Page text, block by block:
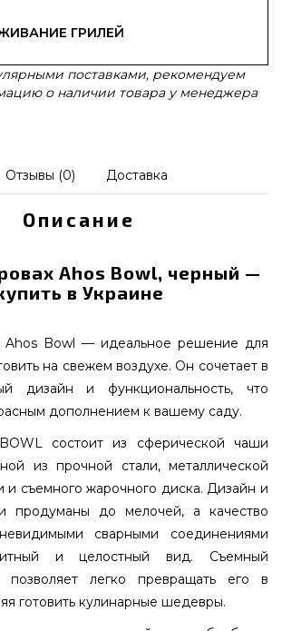
ГРИЛЕЙ
поставками, рекомендуем
о наличии товара у менеджера
Отзывы (0) Доставка
Описание
Ahos Bowl, черный —
в Украине
Ahos Bowl — идеальное решение для
на свежем воздухе. Он сочетает в
дизайн и функциональность, что
дополнением к вашему саду.
состоит из сферической чаши
из прочной стали, металлической
и съемного жарочного диска. Дизайн и
продуманы до мелочей, а качество
сварными соединениями
и целостный вид. Съемный
легко превращать его в
готовить кулинарные шедевры.